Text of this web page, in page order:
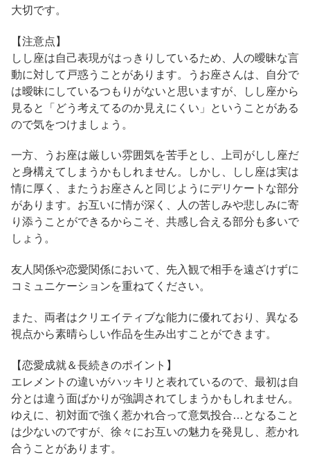
大切です。
【注意点】
しし座は自己表現がはっきりしているため、人の曖昧な言
動に対して戸惑うことがあります。うお座さんは、自分で
は曖昧にしているつもりがないと思いますが、しし座から
見ると「どう考えてるのか見えにくい」ということがある
ので気をつけましょう。
一方、うお座は厳しい雰囲気を苦手とし、上司がしし座だ
と身構えてしまうかもしれません。しかし、しし座は実は
情に厚く、またうお座さんと同じようにデリケートな部分
があります。お互いに情が深く、人の苦しみや悲しみに寄
り添うことができるからこそ、共感し合える部分も多いで
しょう。
友人関係や恋愛関係において、先入観で相手を遠ざけずに
コミュニケーションを重ねてください。
また、両者はクリエイティブな能力に優れており、異なる
視点から素晴らしい作品を生み出すことができます。
【恋愛成就＆長続きのポイント】
エレメントの違いがハッキリと表れているので、最初は自
分とは違う面ばかりが強調されてしまうかもしれません。
ゆえに、初対面で強く惹かれ合って意気投合…となること
は少ないのですが、徐々にお互いの魅力を発見し、惹かれ
合うことがあります。